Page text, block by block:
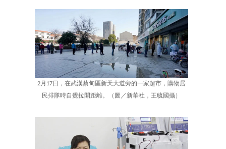
2月17日，在武漢蔡甸區新天大道旁的一家超市，購物居
民排隊時自覺拉開距離。（圖／新華社，王毓國攝）